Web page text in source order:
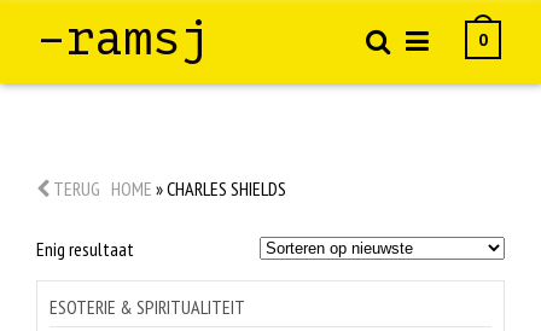
–ramsj 0
TERUG HOME »CHARLES SHIELDS
Enig resultaat
ESOTERIE & SPIRITUALITEIT